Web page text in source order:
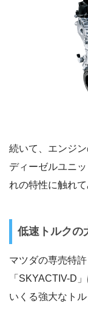
続いて、エンジ
ディーゼルユニ
れの特性に触れて
低速トルクの
マツダの専売特
「SKYACTIV-D
いくる強大なトル